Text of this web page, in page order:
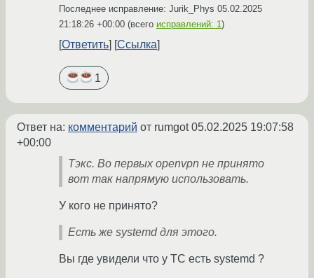
Последнее исправление: Jurik_Phys 05.02.2025
21:18:26 +00:00 (всего исправлений: 1)
Ответить Ссылка
1
Ответ на: комментарий от rumgot05.02.2025 19:07:58
+00:00
Тэкс. Во первых openvpn не принято
вот так напрямую использовать.
У кого не принято?
Есть же systemd для этого.
Вы где увидели что у ТС есть systemd ?